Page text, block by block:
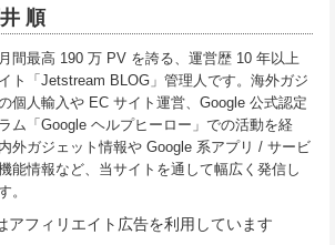
順
間最高 190 万 PV を誇る、運営歴 10 年以上
ト「Jetstream BLOG」管理人です。海外ガジ
個人輸入や EC サイト運営、Google 公式認定
ム「Google ヘルプヒーロー」での活動を経
外ガジェット情報や Google 系アプリ / サービ
能情報など、当サイトを通して幅広く発信し
。
アフィリエイト広告を利用しています